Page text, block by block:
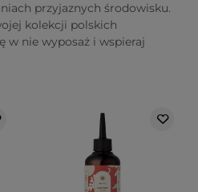
przyjaznych środowisku.
kolekcji polskich
w nie wyposaż i wspieraj